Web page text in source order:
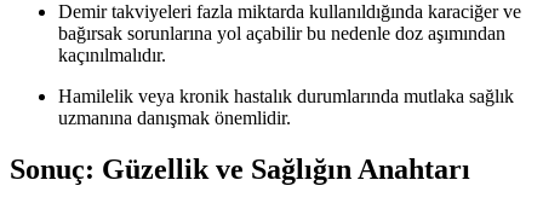
Demir takviyeleri fazla miktarda kullanıldığında karaciğer ve
bağırsak sorunlarına yol açabilir bu nedenle doz aşımından
kaçınılmalıdır.
Hamilelik veya kronik hastalık durumlarında mutlaka sağlık
uzmanına danışmak önemlidir.
Sonuç: Güzellik ve Sağlığın Anahtarı